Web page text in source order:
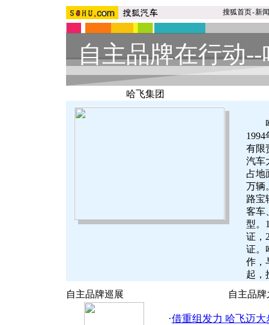
搜狐首页-新闻
自主品牌在行动--
哈飞集团
哈
有限
汽车
占地
万辆
路宝
客车
型。
证，
证。
作，
起，
自主品牌巡展
自主品牌
·借重组发力 哈飞迈